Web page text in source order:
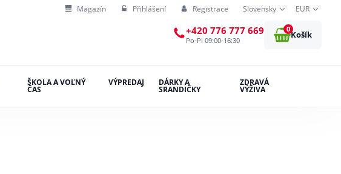
Magazín Přihlášení Registrace Slovensky EUR
+420 776 777 669
Po-Pi 09:00-16:30
0
Košík
ŠKOLA A VOĽNÝ
ČAS
VÝPREDAJ DÁRKY A
SRANDIČKY
ZDRAVÁ
VÝŽIVA